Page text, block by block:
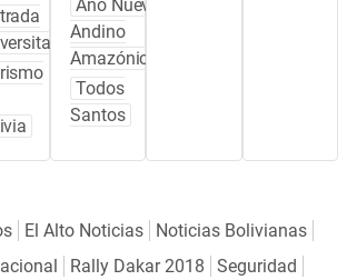
Año Nuevo
Andino
Amazónico
Todos
Santos
El Alto Noticias
Noticias Bolivianas
Rally Dakar 2018
Seguridad